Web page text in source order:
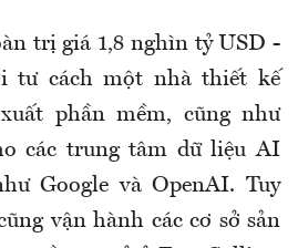
trị giá 1,8 nghìn tỷ USD -
tư cách một nhà thiết kế
phần mềm, cũng như
các trung tâm dữ liệu AI
Google và OpenAI. Tuy
vận hành các cơ sở sản